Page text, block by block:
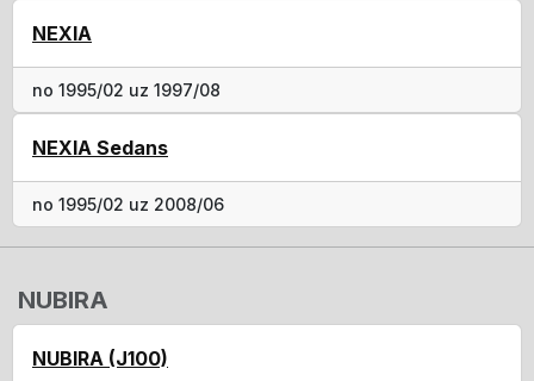
NEXIA
no 1995/02 uz 1997/08
NEXIA Sedans
no 1995/02 uz 2008/06
NUBIRA
NUBIRA (J100)